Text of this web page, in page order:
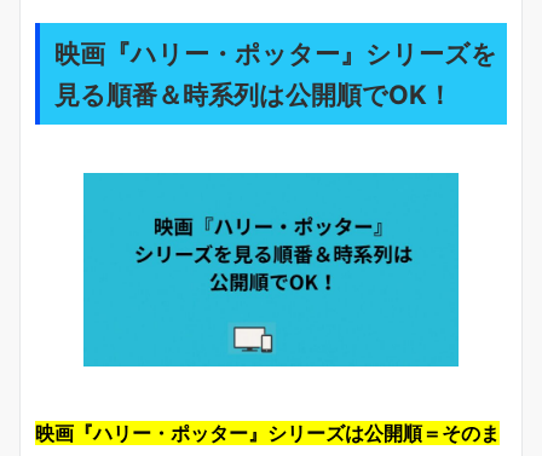
映画『ハリー・ポッター』シリーズを
見る順番＆時系列は公開順でOK！
映画『ハリー・ポッター』シリーズは公開順＝そのま